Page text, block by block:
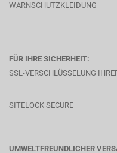
WARNSCHUTZKLEIDUNG
FÜR IHRE SICHERHEIT:
SSL-VERSCHLÜSSELUNG
SITELOCK SECURE
UMWELTFREUNDLICHER